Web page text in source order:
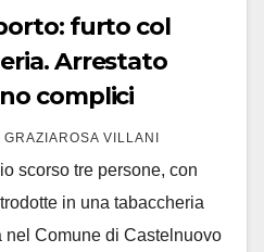
furto col
Arrestato
complici
GRAZIAROSA VILLANI
scorso tre persone, con
in una tabaccheria
Comune di Castelnuovo